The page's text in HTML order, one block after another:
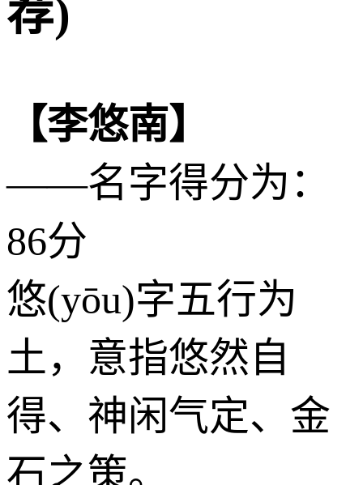
荐)
【李悠南】
——名字得分为：
86分
悠(yōu)字五行为
土，意指悠然自
得、神闲气定、金
石之策。